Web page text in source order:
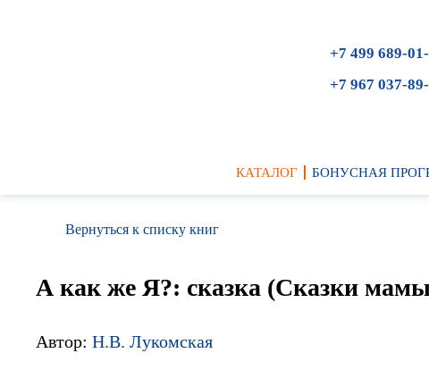
+7 499 689-
+7 967 037-
КАТАЛОГ БОНУСНАЯ
Вернуться к списку книг
А как же Я?: сказка (Сказки
Автор: Н.В. Лукомская